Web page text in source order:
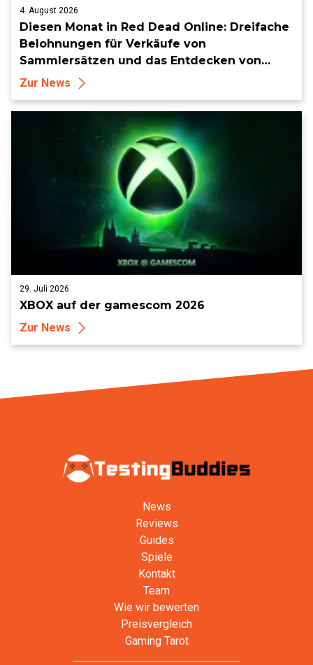
4. August 2026
Diesen Monat in Red Dead Online: Dreifache
Belohnungen für Verkäufe von
Sammlersätzen und das Entdecken von
Sammlerstücken, in Telegramm-Missionen
Zur News
29. Juli 2026
XBOX auf der gamescom 2026
Zur News
News
Reviews
Guides
Spiele
Kontakt
Team
Wie wir bewerten
Preisvergleich
Gaming Tarot